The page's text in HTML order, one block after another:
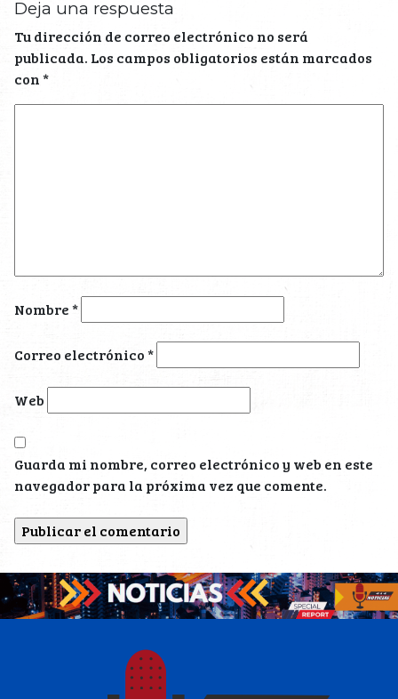
Deja una respuesta
Tu dirección de correo electrónico no será
publicada. Los campos obligatorios están marcados
con*
Nombre*
Correo electrónico*
Web
Guarda mi nombre, correo electrónico y web en este
navegador para la próxima vez que comente.